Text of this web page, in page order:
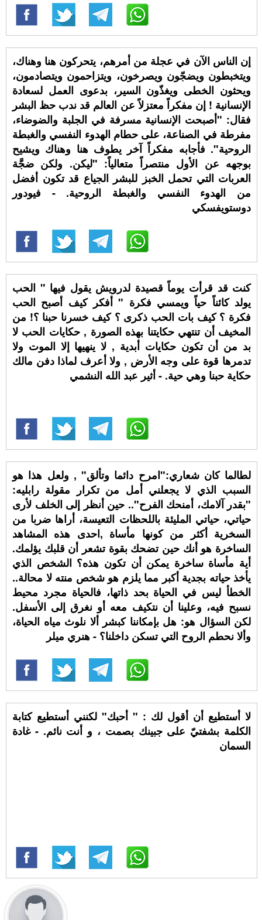
إن الناس الآن في عجلة من أمرهم، يتحركون هنا وهناك،
ويتخبطون ويضجّون ويصرخون، ويتزاحمون ويتصادمون،
ويحثون الخطى ويغذّون السير، بدعوى العمل لسعادة
الإنسانية ! إن مفكراً معتزلاً عن العالم قد ندب حظ البشر
فقال: "أصبحت الإنسانية مسرفة في الجلبة والضوضاء،
مفرطة في الصناعة، على حطام الهدوء النفسي والغبطة
الروحية". فأجابه مفكراً آخر يطوف هنا وهناك ويشيح
بوجهه عن الأول منتصراً متعالياً: "ليكن. ولكن ضجَّة
العربات التي تحمل الخبز للبشر الجياع قد تكون أفضل
من الهدوء النفسي والغبطة الروحية. - فيودور
دوستويفسكي
كنت قد قرأت يوماً قصيدة لدرويش يقول فيها " الحب
يولد كائناً حياً ويمسي فكرة " أفكر كيف أصبح الحب
فكرة ؟ كيف بات الحب ذكرى ؟ كيف خسرنا حبنا ؟! من
المخيف أن تنتهي حكايتنا بهذه الصورة , حكايات الحب لا
بد من أن تكون حكايات أبدية , لا ينهيها إلا الموت ولا
تدمرها قوة على وجه الأرض , ولا أعرف لماذا دفن مالك
حكاية حبنا وهي حية. - أثير عبد الله النشمي
لطالما كان شعاري:"امرح دائما وتألق" , ولعل هذا هو
السبب الذي لا يجعلني أمل من تكرار مقولة رابليه:
"بقدر آلامك، أمنحك الفرح".. حين أنظر إلى الخلف لأرى
حياتي، حياتي المليئة باللحظات التعيسة، أراها ضربا من
السخرية أكثر من كونها مأساة ,احدى هذه المشاهد
الساخرة هو أنك حين تضحك بقوة تشعر أن قلبك يؤلمك.
أية مأساة ساخرة يمكن أن تكون هذه؟ الشخص الذي
يأخذ حياته بجدية أكبر مما يلزم هو شخص منته لا محالة..
الخطأ ليس في الحياة بحد ذاتها، فالحياة مجرد محيط
نسبح فيه، وعلينا أن نتكيف معه أو نغرق إلى الأسفل.
لكن السؤال هو: هل بإمكاننا كبشر ألا نلوث مياه الحياة،
وألا نحطم الروح التي تسكن داخلنا؟ - هنري ميلر
لا أستطيع أن أقول لك : " أحبك" لكنني أستطيع كتابة
الكلمة بشفتيّ على جبينك بصمت ، و أنت نائم. - غادة
السمان